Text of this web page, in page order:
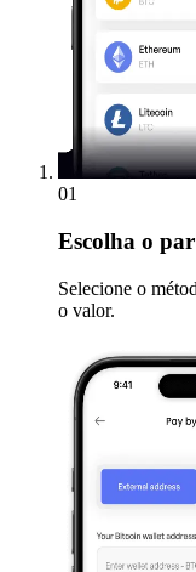
01
Escolha o
Selecione o
o valor.